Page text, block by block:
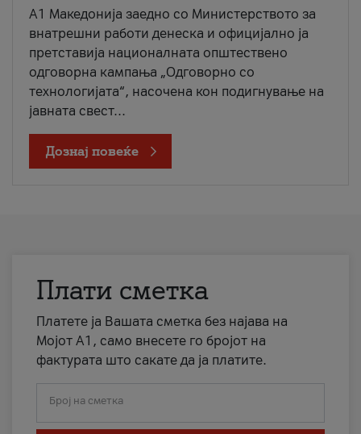
A1 Македонија заедно со Министерството за
внатрешни работи денеска и официјално ја
претставија националната општествено
одговорна кампања „Одговорно со
технологијата“, насочена кон подигнување на
јавната свест...
Дознај повеќе
Плати сметка
Платете ја Вашата сметка без најава на
Мојот А1, само внесете го бројот на
фактурата што сакате да ја платите.
Број на сметка